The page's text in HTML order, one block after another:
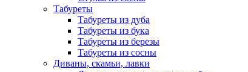
Табуреты
Табуреты из дуба
Табуреты из бука
Табуреты из березы
Табуреты из сосны
Диваны, скамьи, лавки